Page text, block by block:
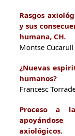
Rasgos
y sus
humana, CH.
Montse
¿Nuevas
humanos?
Francesc
Proceso a
axiológicos.